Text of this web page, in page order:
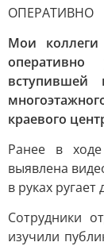
ОПЕРАТИВНО
Мои
краевого
Ранее в
выявлена
в руках
Сотрудники
изучили